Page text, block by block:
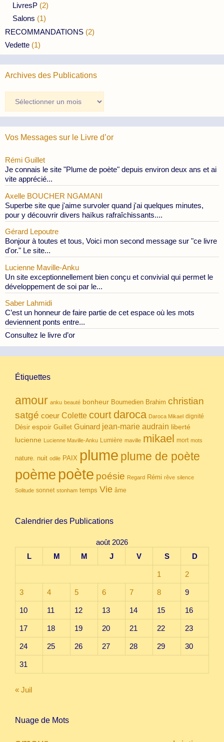
LivresP (2)
Salons (1)
RECOMMANDATIONS (2)
Vedette (1)
Archives des Publications
des
Publications
Vos Messages sur le Livre d’or
Rémi Guillet
Je connais le site "Plume de poète" depuis environ deux ans et ai
vite apprécié...
Axelle BOUCHER NGAMANI
Superbe site que j'aime survoler quand j'ai quelques minutes,
pour y découvrir divers haïkus rafraîchissants....
Gérard Lepoutre
Bonjour à toutes et tous, Voici mon second message sur "ce livre
d'or." Le site...
Lucienne Maville-Anku
Un site exceptionnellement bien conçu et convivial qui permet le
développement de soi par le...
Saber Lahmidi
C’est un honneur de faire partie de cet espace où les mots
deviennent ponts entre...
Consultez le livre d’or
Étiquettes
amour anku beauté bonheur Boumedien Brahim christian
satgé coeur Colette court daroca Daroca Mikael dignité
Désir espoir Guillet Guinard jean-marie audrain liberté
lucienne Lucienne Maville-Anku Lumière maville mikael mort mots
nature. nuit odile PAIX plume plume de poète
poème poète poésie Regard Rémi rêve silence
Solitude sonnet stonham temps Vie âme
Calendrier des Publications
août 2026
L
M M J V S D
1 2
3 4 5 6 7 8 9
10 11 12 13 14 15 16
17 18 19 20 21 22 23
24 25 26 27 28 29 30
31
« Juil
Nuage de Mots